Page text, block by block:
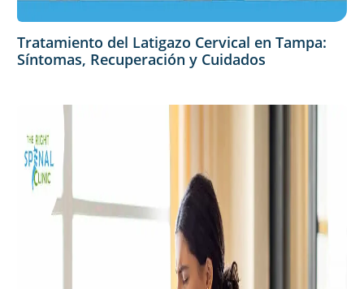
Tratamiento del Latigazo Cervical en Tampa:
Síntomas, Recuperación y Cuidados